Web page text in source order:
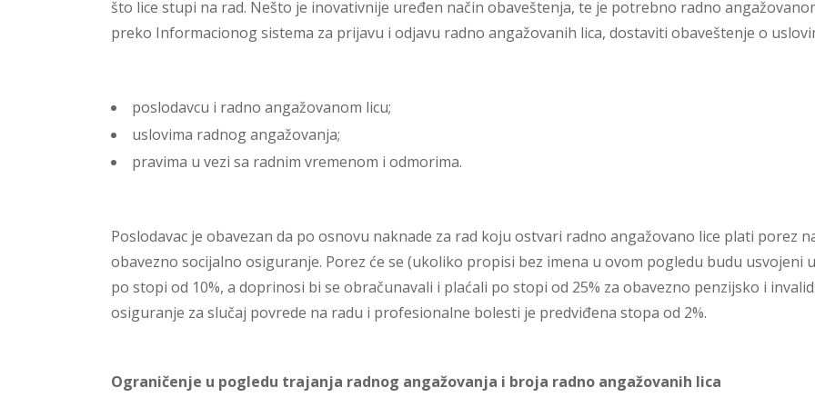
što lice stupi na rad. Nešto je inovativnije uređen način obaveštenja, te je potrebno radno
preko Informacionog sistema za prijavu i odjavu radno angažovanih lica, dostaviti obaveštenje o
poslodavcu i radno angažovanom licu;
uslovima radnog angažovanja;
pravima u vezi sa radnim vremenom i odmorima.
Poslodavac je obavezan da po osnovu naknade za rad koju ostvari radno angažovano lice plati porez
obavezno socijalno osiguranje. Porez će se (ukoliko propisi bez imena u ovom pogledu budu
po stopi od 10%, a doprinosi bi se obračunavali i plaćali po stopi od 25% za obavezno penzijsko i
osiguranje za slučaj povrede na radu i profesionalne bolesti je predviđena stopa od 2%.
Ograničenje u pogledu trajanja radnog angažovanja i broja radno angažovanih lica